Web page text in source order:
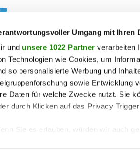
Umgang mit Ihren
und unsere 1022 Partner verarbeiten
Technologien wie Cookies, um
so personalisierte Werbung und
sowie Entwicklung
Daten für welche Zwecke nutzt. Sie
durch Klicken auf das Privacy
Sie es erlauben, würden wir auch
Top
Menu
beauty
chronik
fashion
fitness
genuss
haustiere